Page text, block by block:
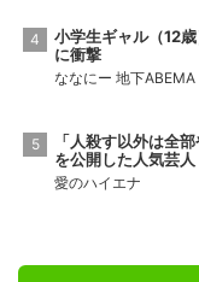
小学生ギャル（12
に衝撃
ななにー 地下ABEMA
「人殺す以外は全
を公開した人気芸人
愛のハイエナ